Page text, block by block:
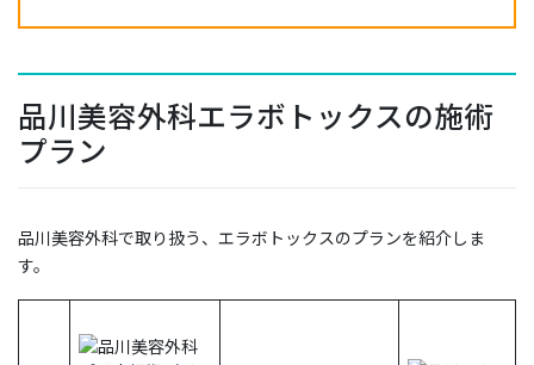
品川美容外科エラボトックスの施術
プラン
品川美容外科で取り扱う、エラボトックスのプランを紹介しま
す。